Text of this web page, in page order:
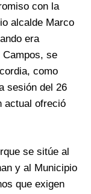
con la
alcalde Marco
era
Campos, se
como
sesión del 26
actual ofreció
se sitúe al
y al Municipio
que exigen